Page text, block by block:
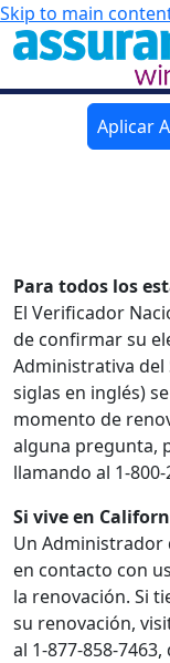
Skip to main
Aplicar
Para todos los
El Verificador
de confirmar su
Administrativa del
siglas en inglés)
momento de
alguna pregunta,
llamando al 1-800-
Si vive en
Un Administrador
en contacto con
la renovación. Si
su renovación,
al 1-877-858-